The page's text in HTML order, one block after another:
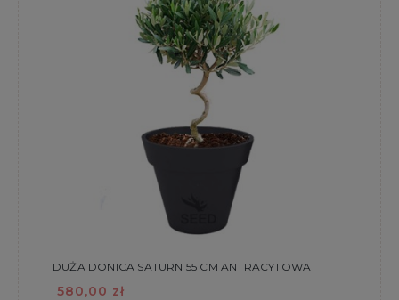
DUŻA DONICA SATURN 55 CM ANTRACYTOWA
580,00 zł